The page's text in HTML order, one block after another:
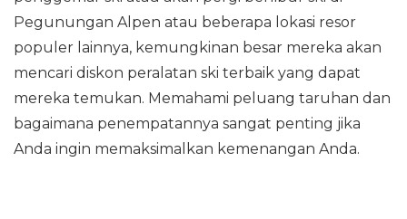
Pegunungan Alpen atau beberapa lokasi resor
populer lainnya, kemungkinan besar mereka akan
mencari diskon peralatan ski terbaik yang dapat
mereka temukan. Memahami peluang taruhan dan
bagaimana penempatannya sangat penting jika
Anda ingin memaksimalkan kemenangan Anda.